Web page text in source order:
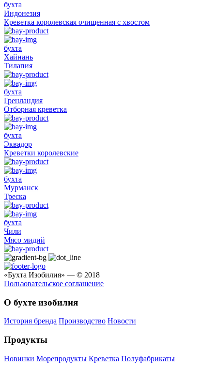
бухта
Индонезия
Креветка королевская очищенная с хвостом
бухта
Хайнань
Тилапия
бухта
Гренландия
Отборная креветка
бухта
Эквадор
Креветки королевские
бухта
Мурманск
Треска
бухта
Чили
Мясо мидий
«Бухта Изобилия» — © 2018
Пользовательское соглашение
О бухте изобилия
История бренда Производство Новости
Продукты
Новинки Морепродукты Креветка Полуфабрикаты